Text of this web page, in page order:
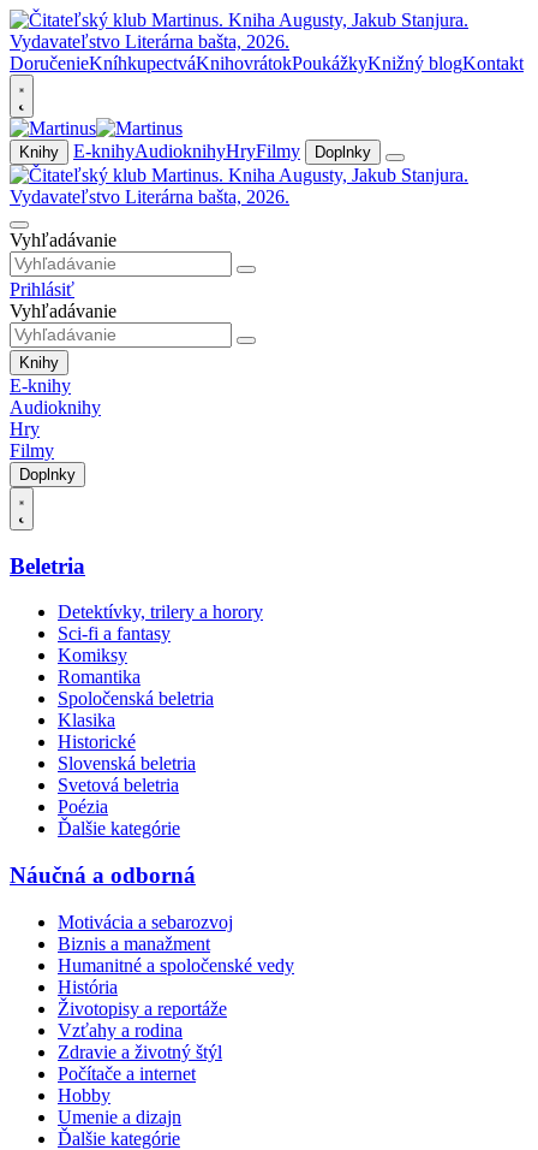
DoručenieKníhkupectváKnihovrátokPoukážkyKnižný blogKontakt
Knihy E-knihyAudioknihyHryFilmy Doplnky
Vyhľadávanie
Prihlásiť
Vyhľadávanie
Knihy
E-knihy
Audioknihy
Hry
Filmy
Doplnky
Beletria
Detektívky, trilery a horory
Sci-fi a fantasy
Komiksy
Romantika
Spoločenská beletria
Klasika
Historické
Slovenská beletria
Svetová beletria
Poézia
Ďalšie kategórie
Náučná a odborná
Motivácia a sebarozvoj
Biznis a manažment
Humanitné a spoločenské vedy
História
Životopisy a reportáže
Vzťahy a rodina
Zdravie a životný štýl
Počítače a internet
Hobby
Umenie a dizajn
Ďalšie kategórie